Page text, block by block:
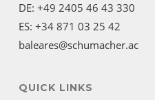
DE: +49 2405 46 43 330
ES: +34 871 03 25 42
baleares@schumacher.ac
QUICK LINKS